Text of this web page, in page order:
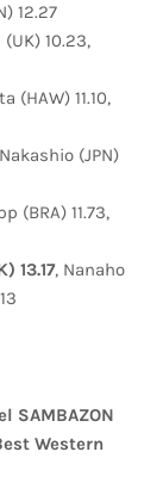
12.27
10.23,
(HAW) 11.10,
(JPN)
(BRA) 11.73,
13.17, Nanaho
SAMBAZON
Western